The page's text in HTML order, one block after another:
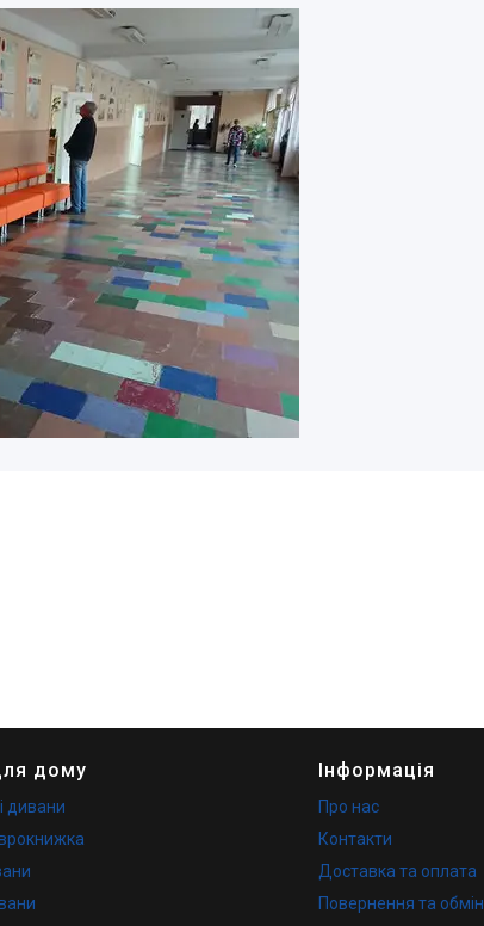
дому
дивани
Інформація
Про нас
Контакти
Доставка та оплата
Повернення та обмін